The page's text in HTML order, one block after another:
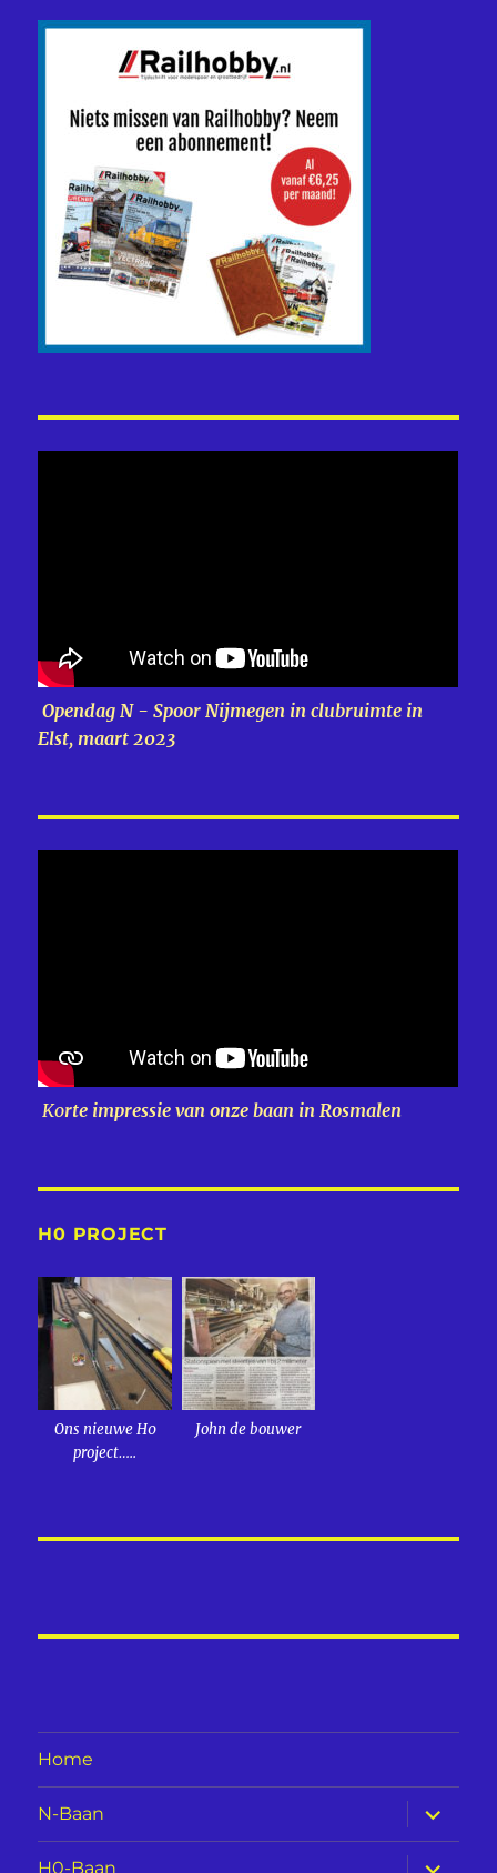
Opendag N - Spoor Nijmegen in clubruimte in
Elst, maart 2023
Korte impressie van onze baan in Rosmalen
H0 PROJECT
Ons nieuwe H0
project…..
John de bouwer
Home
N-Baan
H0-Baan